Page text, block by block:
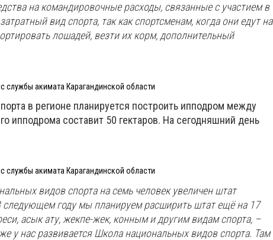
на командировочные расходы, связанные с участием в
вид спорта, так как спортсменам, когда они едут на
лошадей, везти их корм, дополнительный
службы акимата Карагандинской области
в регионе планируется построить ипподром между
ипподрома составит 50 гектаров. На сегодняшний день
службы акимата Карагандинской области
видов спорта на семь человек увеличен штат
следующем году мы планируем расширить штат ещё на 17
асык ату, жекпе-жек, конным и другим видам спорта, –
у нас развивается Школа национальных видов спорта. Там